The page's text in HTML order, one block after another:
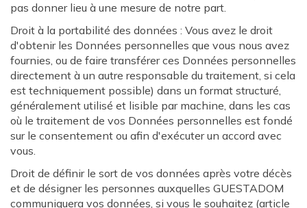
pas donner lieu à une mesure de notre part.
Droit à la portabilité des données : Vous avez le droit
d'obtenir les Données personnelles que vous nous avez
fournies, ou de faire transférer ces Données personnelles
directement à un autre responsable du traitement, si cela
est techniquement possible) dans un format structuré,
généralement utilisé et lisible par machine, dans les cas
où le traitement de vos Données personnelles est fondé
sur le consentement ou afin d'exécuter un accord avec
vous.
Droit de définir le sort de vos données après votre décès
et de désigner les personnes auxquelles GUESTADOM
communiquera vos données, si vous le souhaitez (article